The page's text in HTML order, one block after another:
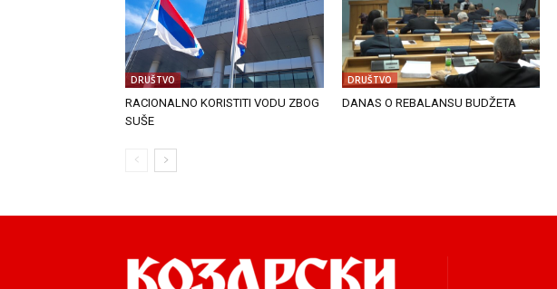
DRUŠTVO
RACIONALNO KORISTITI VODU ZBOG
SUŠE
DRUŠTVO
DANAS O REBALANSU BUDŽETA